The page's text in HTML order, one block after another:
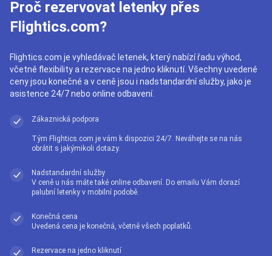
Proč rezervovat letenky přes
Flightics.com?
Flightics.com je vyhledávač letenek, který nabízí řadu výhod,
včetně flexibility a rezervace na jedno kliknutí. Všechny uvedené
ceny jsou konečné a v ceně jsou i nadstandardní služby, jako je
asistence 24/7 nebo online odbavení.
Zákaznická podpora
Tým Flightics.com je vám k dispozici 24/7. Neváhejte se na nás
obrátit s jakýmikoli dotazy.
Nadstandardní služby
V ceně u nás máte také online odbavení. Do emailu Vám dorazí
palubní letenky v mobilní podobě.
Konečná cena
Uvedená cena je konečná, včetně všech poplatků.
Rezervace na jedno kliknutí